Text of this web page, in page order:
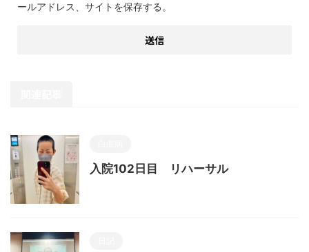
ールアドレス、サイトを保存する。
入院102日目 リハーサル